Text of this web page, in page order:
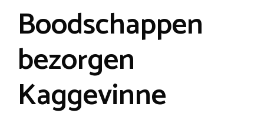
Boodschappen
bezorgen
Kaggevinne